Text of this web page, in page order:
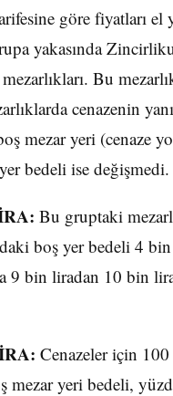
göre fiyatları el
yakasında
Bu
cenazenin
mezar yeri (cenaze
bedeli ise değişmedi.
Bu gruptaki
boş yer bedeli 4
9 bin liradan 10 bin
Cenazeler için
yeri bedeli,